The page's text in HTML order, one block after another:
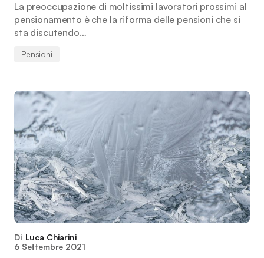
La preoccupazione di moltissimi lavoratori prossimi al
pensionamento è che la riforma delle pensioni che si
sta discutendo…
Pensioni
Di Luca Chiarini
6 Settembre 2021